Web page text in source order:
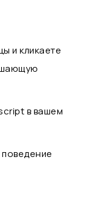
и кликаете
в вашем